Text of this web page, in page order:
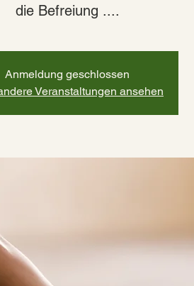
die Befreiung ....
Anmeldung geschlossen
Veranstaltungen ansehen